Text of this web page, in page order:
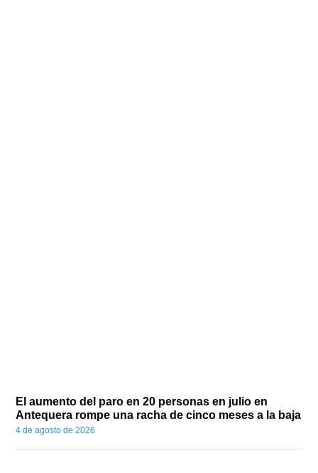
El aumento del paro en 20 personas en julio en
Antequera rompe una racha de cinco meses a la baja
4 de agosto de 2026